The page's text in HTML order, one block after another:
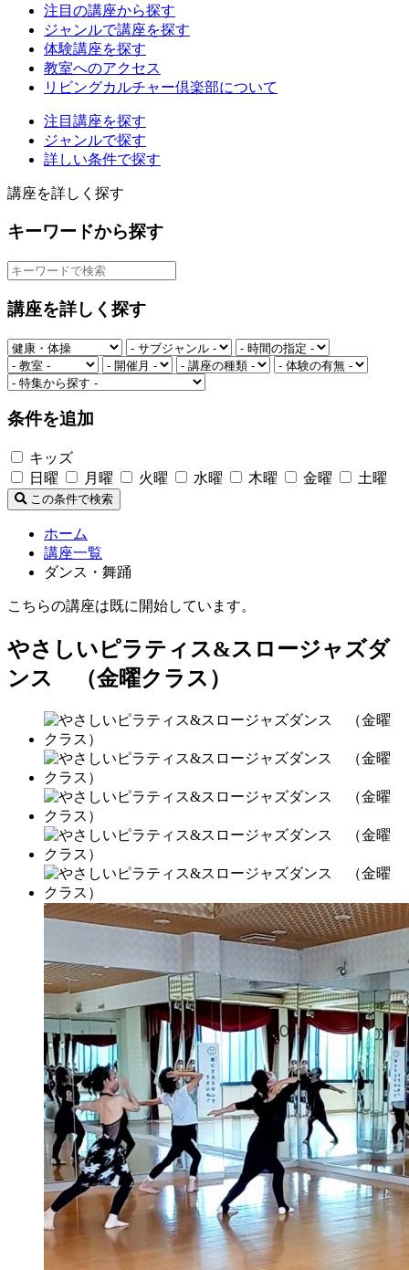
注目の講座から探す
ジャンルで講座を探す
体験講座を探す
教室へのアクセス
リビングカルチャー倶楽部について
注目講座を探す
ジャンルで探す
詳しい条件で探す
講座を詳しく探す
キーワードから探す
講座を詳しく探す
条件を追加
キッズ
日曜
月曜 火曜 水曜 木曜 金曜 土曜
この条件で検索
ホーム
講座一覧
ダンス・舞踊
こちらの講座は既に開始しています。
やさしいピラティス&スロージャズダ
ンス （金曜クラス）